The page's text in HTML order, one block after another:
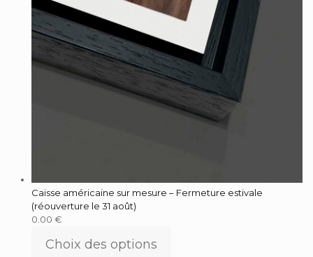
Caisse américaine sur mesure – Fermeture estivale
(réouverture le 31 août)
0.00 €
Choix des options